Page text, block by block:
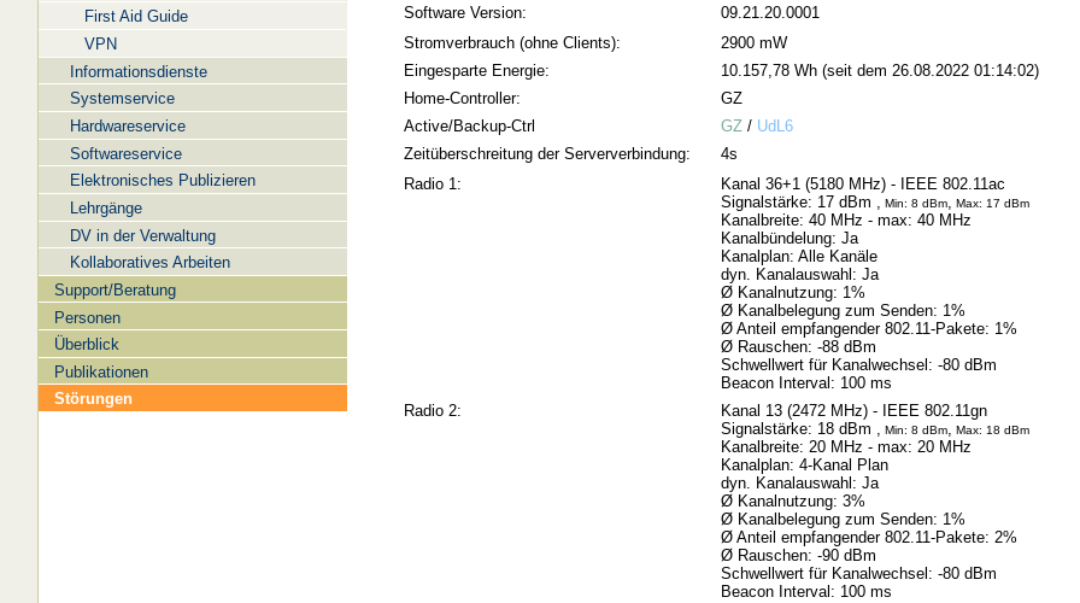
First Aid Guide
VPN
Informationsdienste
Systemservice
Hardwareservice
Softwareservice
Elektronisches Publizieren
Lehrgänge
DV in der Verwaltung
Kollaboratives Arbeiten
Support/Beratung
Personen
Überblick
Publikationen
Störungen
Software Version:
09.21.20.0001
Stromverbrauch (ohne Clients):
2900 mW
Eingesparte Energie:
10.157,78 Wh (seit dem 26.08.2022 01:14:02)
Home-Controller:
GZ
Active/Backup-Ctrl
GZ/ UdL6
Zeitüberschreitung der Serververbindung:
4s
Radio 1:
Kanal 36+1 (5180 MHz) - IEEE 802.11ac
Signalstärke: 17 dBm , Min: 8 dBm, Max: 17 dBm
Kanalbreite: 40 MHz - max: 40 MHz
Kanalbündelung: Ja
Kanalplan: Alle Kanäle
dyn. Kanalauswahl: Ja
Ø Kanalnutzung: 1%
Ø Kanalbelegung zum Senden: 1%
Ø Anteil empfangender 802.11-Pakete: 1%
Ø Rauschen: -88 dBm
Schwellwert für Kanalwechsel: -80 dBm
Beacon Interval: 100 ms
Radio 2:
Kanal 13 (2472 MHz) - IEEE 802.11gn
Signalstärke: 18 dBm , Min: 8 dBm, Max: 18 dBm
Kanalbreite: 20 MHz - max: 20 MHz
Kanalplan: 4-Kanal Plan
dyn. Kanalauswahl: Ja
Ø Kanalnutzung: 3%
Ø Kanalbelegung zum Senden: 1%
Ø Anteil empfangender 802.11-Pakete: 2%
Ø Rauschen: -90 dBm
Schwellwert für Kanalwechsel: -80 dBm
Beacon Interval: 100 ms